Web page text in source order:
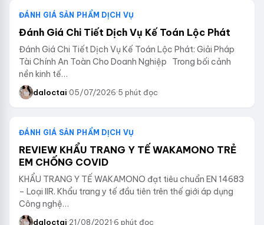
ĐÁNH GIÁ SẢN PHẨM DỊCH VỤ
Đánh Giá Chi Tiết Dịch Vụ Kế Toán Lộc Phát
Đánh Giá Chi Tiết Dịch Vụ Kế Toán Lộc Phát: Giải Pháp
Tài Chính An Toàn Cho Doanh Nghiệp Trong bối cảnh
nền kinh tế…
daloctai·05/07/2026·5 phút đọc
ĐÁNH GIÁ SẢN PHẨM DỊCH VỤ
REVIEW KHẨU TRANG Y TẾ WAKAMONO TRẺ
EM CHỐNG COVID
KHẨU TRANG Y TẾ WAKAMONO đạt tiêu chuẩn EN 14683
– Loại IIR. Khẩu trang y tế đầu tiên trên thế giới áp dụng
Công nghệ…
daloctai·21/08/2021·6 phút đọc